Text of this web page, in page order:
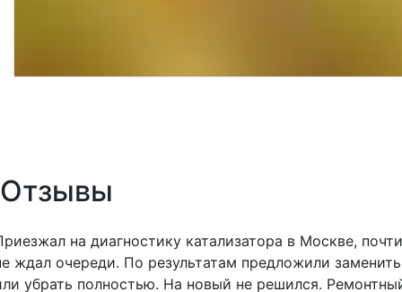
Отзывы
на диагностику катализатора в Москве, почти
ждал очереди. По результатам предложили заменить
убрать полностью. На новый не решился.